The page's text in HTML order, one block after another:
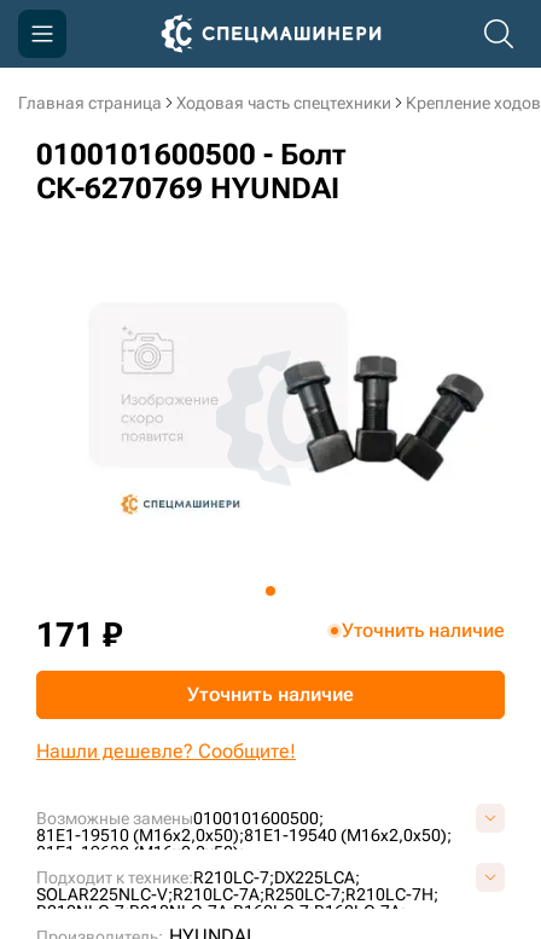
Главная страница Ходовая часть спецтехники Крепление
0100101600500 - Болт
СК-6270769 HYUNDAI
Возможные замены0100101600500;
81E1-19510 (M16x2,0x50);81E1-19540 (M16x2,0x50);
81E1-19630 (M16x2,0x50);
81E1-19630 (Болт звездочки);
81E1-19640 (M16x2,0x50);8T4193;8T-4193;
S018-160502;S0565261;
Подходит к технике:R210LC-7;DX225LCA;
SOLAR225NLC-V;R210LC-7A;R250LC-7;R210LC-7H;
R210NLC-7;R210NLC-7A;R160LC-7;R160LC-7A;
R180LC-7;
R220LC-9S;JS205;
171 ₽ Уточнить наличие
Уточнить наличие
Нашли дешевле? Сообщите!
Компания
Акции
3D тур по производству
3D тур по складам
sksale@skdst.ru